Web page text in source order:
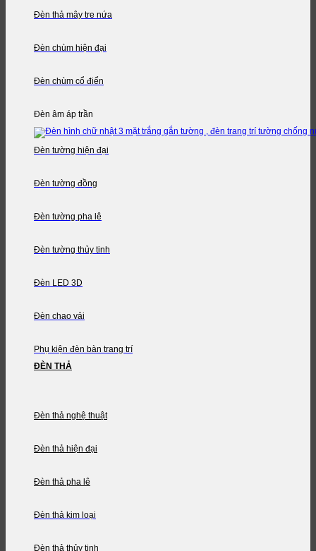
Đèn thả mây tre nứa
Đèn chùm hiện đại
Đèn chùm cổ điển
Đèn âm áp trần
Đèn tường hiện đại
Đèn tường đồng
Đèn tường pha lê
Đèn tường thủy tinh
Đèn LED 3D
Đèn chao vải
Phụ kiện đèn bàn trang trí
ĐÈN THẢ
Đèn thả nghệ thuật
Đèn thả hiện đại
Đèn thả pha lê
Đèn thả kim loại
Đèn thả thủy tinh